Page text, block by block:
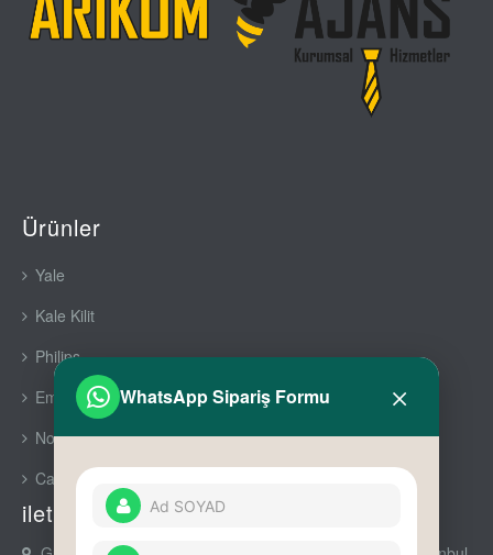
Ürünler
Yale
Kale Kilit
Philips
Emaks Prime
Nowa Premium
Cam Aksesuarları
iletişim
WhatsApp Sipariş Formu ×